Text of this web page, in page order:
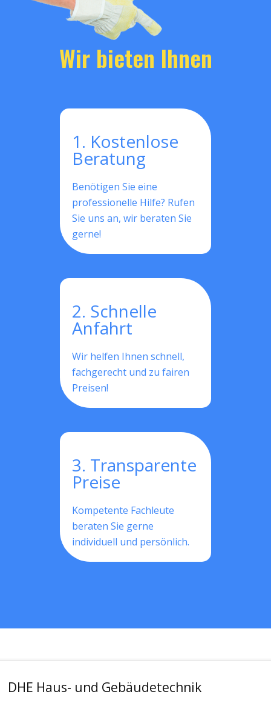
Wir bieten Ihnen
1. Kostenlose
Beratung
Benötigen Sie eine
professionelle Hilfe? Rufen
Sie uns an, wir beraten Sie
gerne!
2. Schnelle
Anfahrt
Wir helfen Ihnen schnell,
fachgerecht und zu fairen
Preisen!
3. Transparente
Preise
Kompetente Fachleute
beraten Sie gerne
individuell und persönlich.
DHE Haus- und Gebäudetechnik